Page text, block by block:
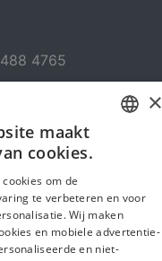
4765
ENGLISH
×
maakt
cookies.
om de
te verbeteren en voor
Wij maken
en mobiele advertentie-
en niet-